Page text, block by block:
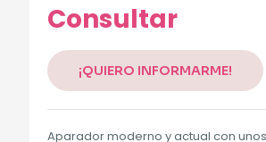
Consultar
¡QUIERO INFORMARME!
Aparador moderno y actual con